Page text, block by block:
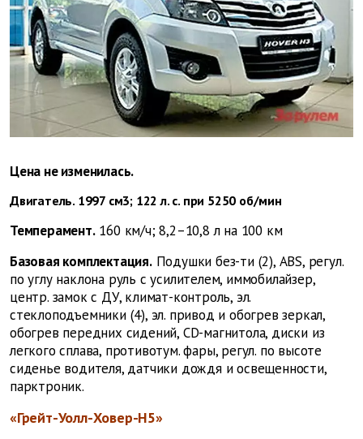
Цена не изменилась.
Двигатель. 1997 см3; 122 л. с. при 5250 об/мин
Темперамент.160 км/ч; 8,2–10,8 л на 100 км
Базовая комплектация.Подушки без-ти (2), ABS, регул.
по углу наклона руль с усилителем, иммобилайзер,
центр. замок с ДУ, климат-контроль, эл.
стеклоподъемники (4), эл. привод и обогрев зеркал,
обогрев передних сидений, CD-магнитола, диски из
легкого сплава, противотум. фары, регул. по высоте
сиденье водителя, датчики дождя и освещенности,
парктроник.
«Грейт-Уолл-Ховер-H5»